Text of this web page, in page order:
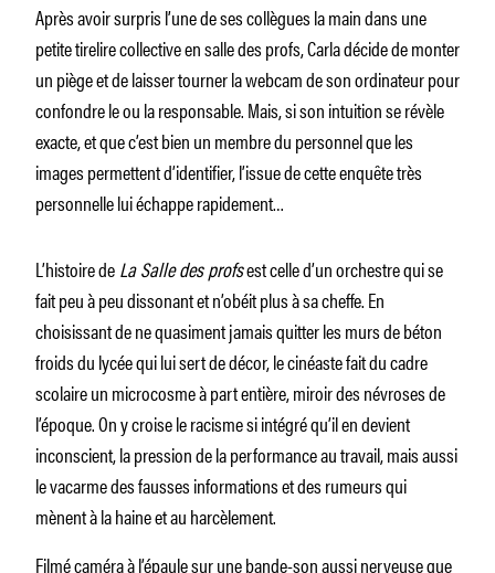
Après avoir surpris l’une de ses collègues la main dans une
petite tirelire collective en salle des profs, Carla décide de monter
un piège et de laisser tourner la webcam de son ordinateur pour
confondre le ou la responsable. Mais, si son intuition se révèle
exacte, et que c’est bien un membre du personnel que les
images permettent d’identifier, l’issue de cette enquête très
personnelle lui échappe rapidement…
L’histoire deLa Salle des profsest celle d’un orchestre qui se
fait peu à peu dissonant et n’obéit plus à sa cheffe. En
choisissant de ne quasiment jamais quitter les murs de béton
froids du lycée qui lui sert de décor, le cinéaste fait du cadre
scolaire un microcosme à part entière, miroir des névroses de
l’époque. On y croise le racisme si intégré qu’il en devient
inconscient, la pression de la performance au travail, mais aussi
le vacarme des fausses informations et des rumeurs qui
mènent à la haine et au harcèlement.
Filmé caméra à l’épaule sur une bande-son aussi nerveuse que